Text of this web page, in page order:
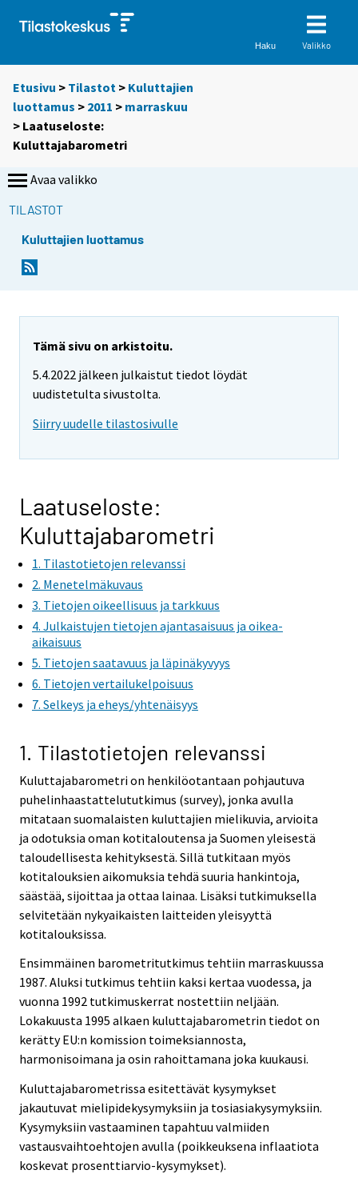
Haku Valikko
Etusivu > Tilastot > Kuluttajien
luottamus > 2011 > marraskuu
> Laatuseloste:
Kuluttajabarometri
Avaa valikko
TILASTOT
Kuluttajien luottamus
Tämä sivu on arkistoitu.
5.4.2022 jälkeen julkaistut tiedot löydät
uudistetulta sivustolta.
Siirry uudelle tilastosivulle
Laatuseloste:
Kuluttajabarometri
1. Tilastotietojen relevanssi
2. Menetelmäkuvaus
3. Tietojen oikeellisuus ja tarkkuus
4. Julkaistujen tietojen ajantasaisuus ja oikea-
aikaisuus
5. Tietojen saatavuus ja läpinäkyvyys
6. Tietojen vertailukelpoisuus
7. Selkeys ja eheys/yhtenäisyys
1. Tilastotietojen relevanssi
Kuluttajabarometri on henkilöotantaan pohjautuva
puhelinhaastattelututkimus (survey), jonka avulla
mitataan suomalaisten kuluttajien mielikuvia, arvioita
ja odotuksia oman kotitaloutensa ja Suomen yleisestä
taloudellisesta kehityksestä. Sillä tutkitaan myös
kotitalouksien aikomuksia tehdä suuria hankintoja,
säästää, sijoittaa ja ottaa lainaa. Lisäksi tutkimuksella
selvitetään nykyaikaisten laitteiden yleisyyttä
kotitalouksissa.
Ensimmäinen barometritutkimus tehtiin marraskuussa
1987. Aluksi tutkimus tehtiin kaksi kertaa vuodessa, ja
vuonna 1992 tutkimuskerrat nostettiin neljään.
Lokakuusta 1995 alkaen kuluttajabarometrin tiedot on
kerätty EU:n komission toimeksiannosta,
harmonisoimana ja osin rahoittamana joka kuukausi.
Kuluttajabarometrissa esitettävät kysymykset
jakautuvat mielipidekysymyksiin ja tosiasiakysymyksiin.
Kysymyksiin vastaaminen tapahtuu valmiiden
vastausvaihtoehtojen avulla (poikkeuksena inflaatiota
koskevat prosenttiarvio-kysymykset).